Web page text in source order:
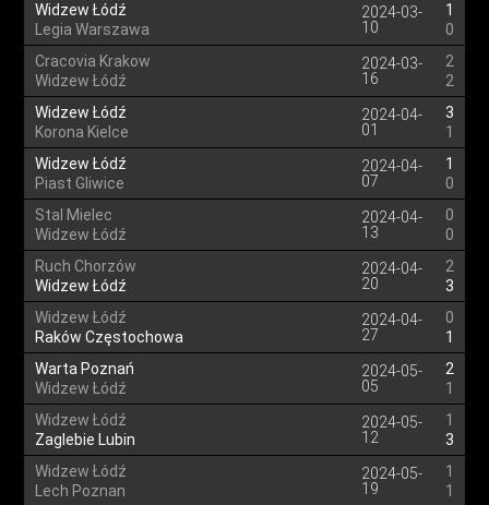
Widzew Łódź
Legia Warszawa
2024-03-
10
1
0
Cracovia Krakow
Widzew Łódź
2024-03-
16
2
2
Widzew Łódź
Korona Kielce
2024-04-
01
3
1
Widzew Łódź
Piast Gliwice
2024-04-
07
1
0
Stal Mielec
Widzew Łódź
2024-04-
13
0
0
Ruch Chorzów
Widzew Łódź
2024-04-
20
2
3
Widzew Łódź
Raków Częstochowa
2024-04-
27
0
1
Warta Poznań
Widzew Łódź
2024-05-
05
2
1
Widzew Łódź
Zaglebie Lubin
2024-05-
12
1
3
Widzew Łódź
Lech Poznan
2024-05-
19
1
1